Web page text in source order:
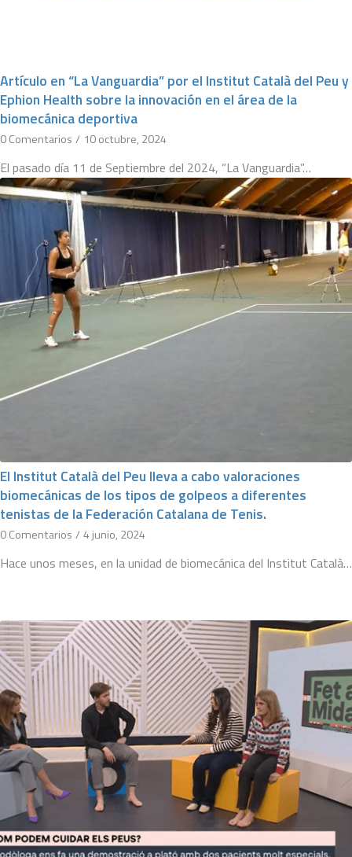
Artículo en “La Vanguardia” por el Institut Català del Peu y
Ephion Health sobre la innovación en el área de la
biomecánica deportiva
0 Comentarios / 10 octubre, 2024
El pasado día 11 de Septiembre del 2024, “La Vanguardia”…
El Institut Català del Peu lleva a cabo valoraciones
biomecánicas de los tipos de golpeos a diferentes
tenistas de la Federación Catalana de Tenis.
0 Comentarios /4 junio, 2024
Hace unos meses, en la unidad de biomecánica del Institut Català…